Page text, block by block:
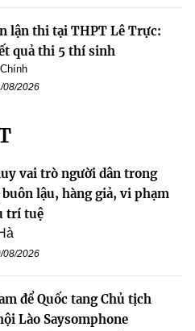
lận thi tại THPT Lê Trực:
quả thi 5 thí sinh
08/2026
vai trò người dân trong
lậu, hàng giả, vi phạm
trí tuệ
08/2026
để Quốc tang Chủ tịch
Lào Saysomphone